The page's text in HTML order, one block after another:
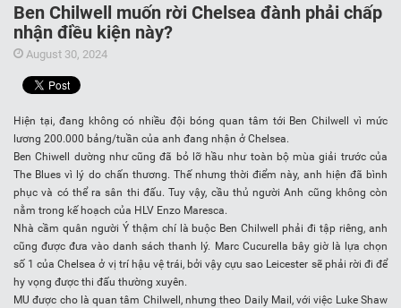
Ben Chilwell muốn rời Chelsea đành phải chấp
nhận điều kiện này?
August 30, 2024
Hiện tại, đang không có nhiều đội bóng quan tâm tới Ben Chilwell vì mức
lương 200.000 bảng/tuần của anh đang nhận ở Chelsea.
Ben Chiwell dường như cũng đã bỏ lỡ hầu như toàn bộ mùa giải trước của
The Blues vì lý do chấn thương. Thế nhưng thời điểm này, anh hiện đã bình
phục và có thể ra sân thi đấu. Tuy vậy, cầu thủ người Anh cũng không còn
nằm trong kế hoạch của HLV Enzo Maresca.
Nhà cầm quân người Ý thậm chí là buộc Ben Chilwell phải đi tập riêng, anh
cũng được đưa vào danh sách thanh lý. Marc Cucurella bây giờ là lựa chọn
số 1 của Chelsea ở vị trí hậu vệ trái, bởi vậy cựu sao Leicester sẽ phải rời đi để
hy vọng được thi đấu thường xuyên.
MU được cho là quan tâm Chilwell, nhưng theo Daily Mail, với việc Luke Shaw